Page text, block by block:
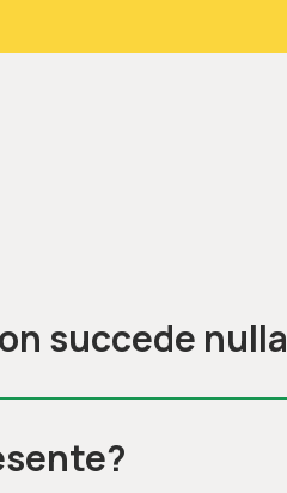
succede